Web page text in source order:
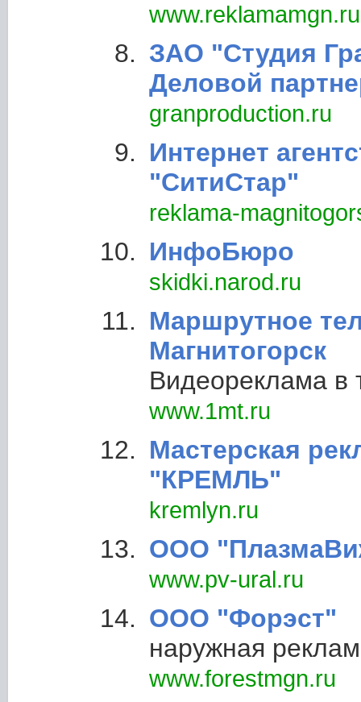
www.reklamamgn.ru
ЗАО "Студия
Деловой
granproduction.ru
Интернет
"СитиСтар"
reklama-
ИнфоБюро
skidki.narod.ru
Маршрутное
Магнитогорск
Видеореклама в
www.1mt.ru
Мастерская
"КРЕМЛЬ"
kremlyn.ru
ООО
www.pv-ural.ru
ООО "Форэст"
наружная
www.forestmgn.ru